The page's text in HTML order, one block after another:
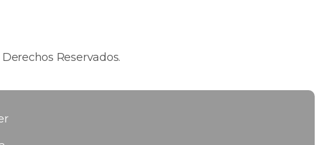
Reservados.